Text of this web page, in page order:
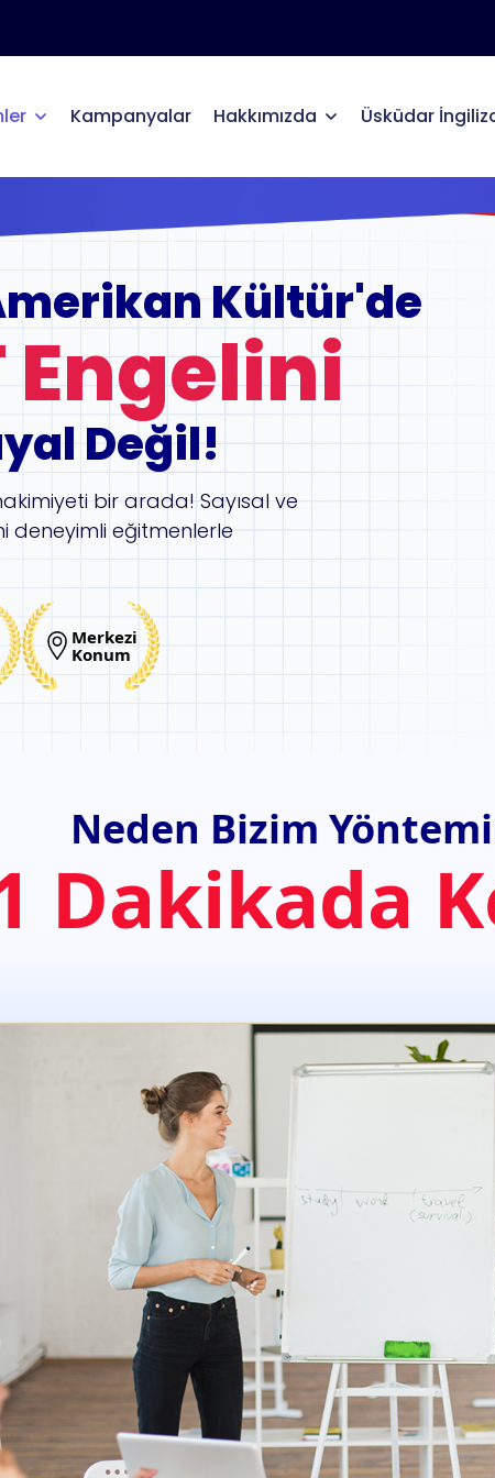
Kampanyalar Hakkımızda Üsküdar
Kültür'de
Engelini
Değil!
bir arada! Sayısal ve
deneyimli eğitmenlerle
Merkezi
Konum
Neden Bizim
Dakikada